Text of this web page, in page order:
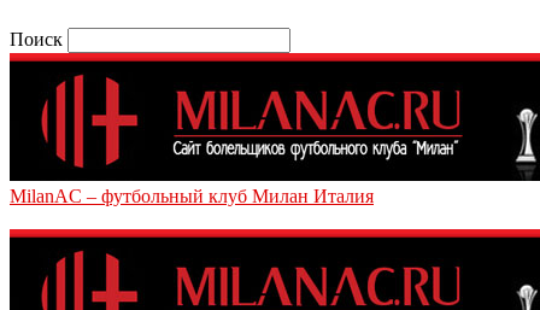
Поиск
MilanAC – футбольный клуб Милан Италия